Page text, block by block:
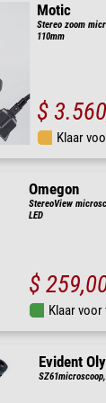
Motic
Stereo zoom
110mm
$
Klaar
Omegon
StereoView
LED
$
Klaar
Evident